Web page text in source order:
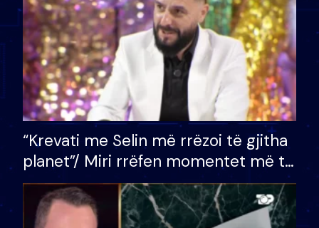
“Krevati me Selin më rrëzoi të gjitha
planet”/ Miri rrëfen momentet më të
bukura në shtëpinë e BB VIP: Do më
mungojë zilja e mëngjesit kur…